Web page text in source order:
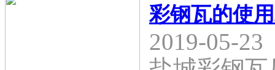
彩钢瓦的使
2019-05-23